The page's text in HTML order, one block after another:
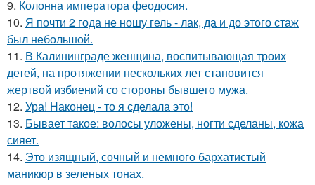
9. Колонна императора феодосия.
10. Я почти 2 года не ношу гель - лак, да и до этого стаж
был небольшой.
11. В Калининграде женщина, воспитывающая троих
детей, на протяжении нескольких лет становится
жертвой избиений со стороны бывшего мужа.
12. Ура! Наконец - то я сделала это!
13. Бывает такое: волосы уложены, ногти сделаны, кожа
сияет.
14. Это изящный, сочный и немного бархатистый
маникюр в зеленых тонах.